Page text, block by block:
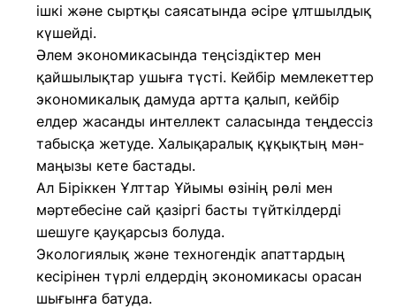
ішкі және сыртқы саясатында әсіре ұлтшылдық
күшейді.
Әлем экономикасында теңсіздіктер мен
қайшылықтар ушыға түсті. Кейбір мемлекеттер
экономикалық дамуда артта қалып, кейбір
елдер жасанды интеллект саласында теңдессіз
табысқа жетуде. Халықаралық құқықтың мән-
маңызы кете бастады.
Ал Біріккен Ұлттар Ұйымы өзінің рөлі мен
мәртебесіне сай қазіргі басты түйткілдерді
шешуге қауқарсыз болуда.
Экологиялық және техногендік апаттардың
кесірінен түрлі елдердің экономикасы орасан
шығынға батуда.